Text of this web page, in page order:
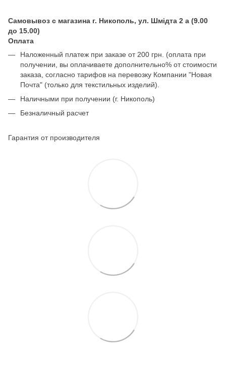
Самовывоз с магазина г. Никополь, ул. Шмідта 2 а (9.00
до 15.00)
Оплата
Наложенный платеж при заказе от 200 грн. (оплата при
получении, вы оплачиваете дополнительно% от стоимости
заказа, согласно тарифов на перевозку Компании "Новая
Почта" (только для текстильных изделий).
Наличными при получении (г. Никополь)
Безналичный расчет
Гарантия от производителя